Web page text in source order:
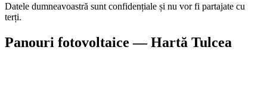
Datele dumneavoastră sunt confidențiale și nu vor fi partajate cu
terți.
Panouri fotovoltaice — Hartă Tulcea